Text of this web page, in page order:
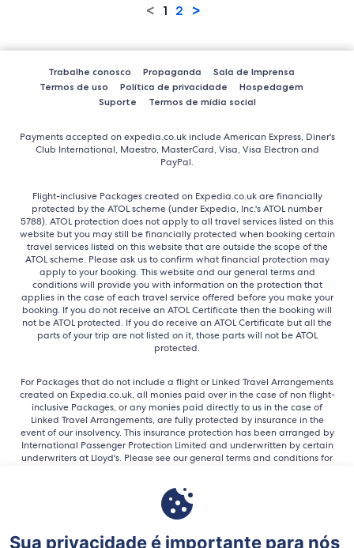
< 1 2 >
Trabalhe conosco Propaganda
Sala de Imprensa
Termos de uso
Política de privacidade
Hospedagem
Suporte
Termos de mídia social
Payments accepted on expedia.co.uk include American Express, Diner's
Club International, Maestro, MasterCard, Visa, Visa Electron and
PayPal.
Flight-inclusive Packages created on Expedia.co.uk are financially
protected by the ATOL scheme (under Expedia, Inc.'s ATOL number
5788). ATOL protection does not apply to all travel services listed on this
website but you may still be financially protected when booking certain
travel services listed on this website that are outside the scope of the
ATOL scheme. Please ask us to confirm what financial protection may
apply to your booking. This website and our general terms and
conditions will provide you with information on the protection that
applies in the case of each travel service offered before you make your
booking. If you do not receive an ATOL Certificate then the booking will
not be ATOL protected. If you do receive an ATOL Certificate but all the
parts of your trip are not listed on it, those parts will not be ATOL
protected.
For Packages that do not include a flight or Linked Travel Arrangements
created on Expedia.co.uk, all monies paid over in the case of non flight-
inclusive Packages, or any monies paid directly to us in the case of
Linked Travel Arrangements, are fully protected by insurance in the
event of our insolvency. This insurance protection has been arranged by
International Passenger Protection Limited and underwritten by certain
underwriters at Lloyd's. Please see our general terms and conditions for
Expedia, Inc. is not responsible for content on external Web sites.
Sua privacidade é importante para nós